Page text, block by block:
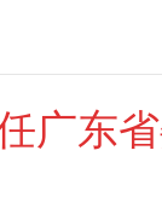
广东